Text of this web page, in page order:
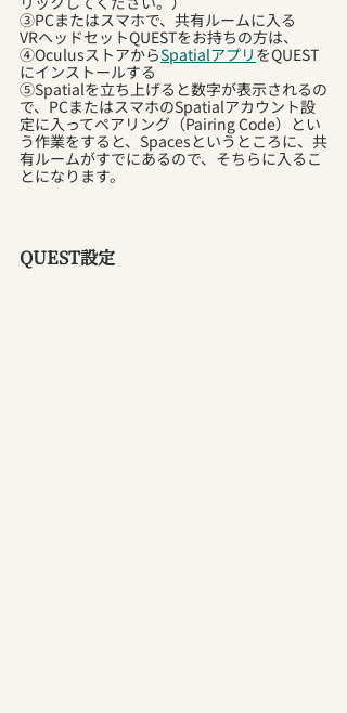
③PCまたはスマホで、共有ルームに入る
VRヘッドセットQUESTをお持ちの方は、
④OculusストアからSpatialアプリ をQUEST
にインストールする
⑤Spatialを立ち上げると数字が表示されるの
で、PCまたはスマホのSpatialアカウント設
定に入ってペアリング（Pairing Code）とい
う作業をすると、Spacesというところに、共
有ルームがすでにあるので、そちらに入るこ
とになります。
QUEST設定